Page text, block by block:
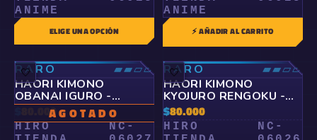
ANIME
ELIGE UNA OPCIÓN
ANIME
⚡ AÑADIR AL CARRITO
🤍
AGOTADO
RARO
▰▰▱▱
HAORI KIMONO
OBANAI IGURO -
KIMETSU NO YAIBA
80.000
HIRO
NC-
🤍
RARO
▰▰▱▱
HAORI KIMONO
KYOJURO RENGOKU -
KIMETSU NO YAIBA
$80.000
HIRO
NC-